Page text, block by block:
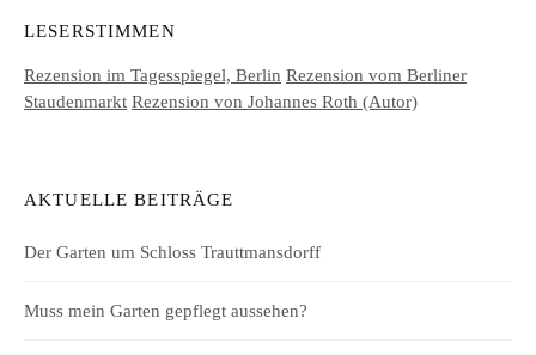
LESERSTIMMEN
Rezension im Tagesspiegel, Berlin Rezension vom Berliner
Staudenmarkt Rezension von Johannes Roth (Autor)
AKTUELLE BEITRÄGE
Der Garten um Schloss Trauttmansdorff
Muss mein Garten gepflegt aussehen?